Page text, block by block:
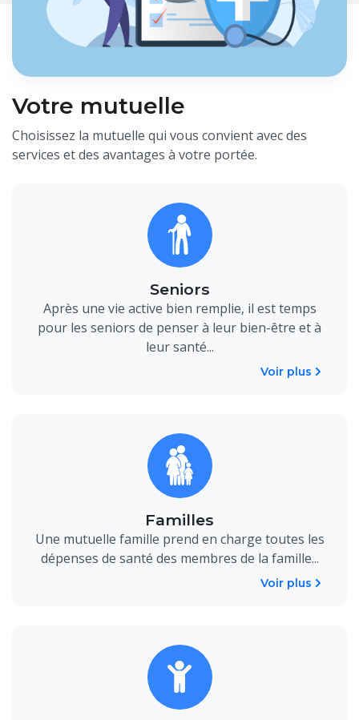
Votre mutuelle
Choisissez la mutuelle qui vous convient avec des
services et des avantages à votre portée.
Seniors
Après une vie active bien remplie, il est temps
pour les seniors de penser à leur bien-être et à
leur santé...
Voir plus
Familles
Une mutuelle famille prend en charge toutes les
dépenses de santé des membres de la famille...
Voir plus